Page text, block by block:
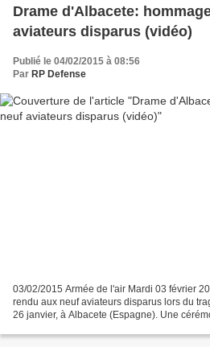
Drame d'Albacete:
aviateurs disparus (vidéo)
Publié le 04/02/2015 à 08:56
Par RP Defense
03/02/2015 Armée de l'air Mardi 03 février
rendu aux neuf aviateurs disparus lors du
26 janvier, à Albacete (Espagne). Une